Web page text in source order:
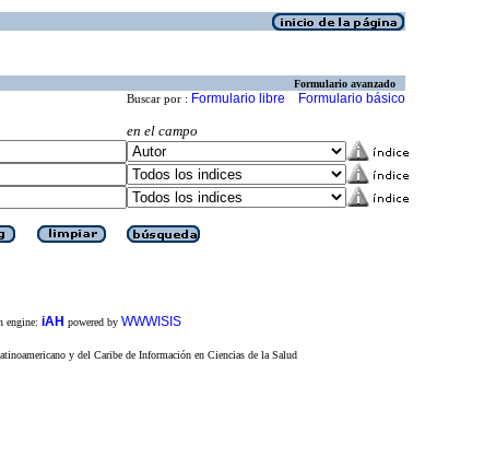
Formulario avanzado
Buscar por : Formulario libre Formulario básico
en el campo
engine: iAH powered by WWWISIS
y del Caribe de Información en Ciencias de la Salud